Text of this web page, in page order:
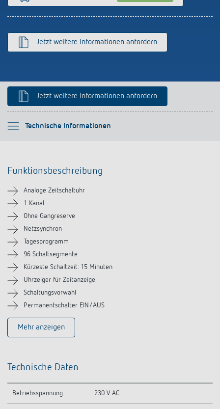
Anfahrt
Jetzt weitere Informationen anfordern
Jetzt weitere Informationen anfordern
Technische Informationen
Bitte auswählen
Technische Informationen
Downloads
Zubehör
Ähnliche Produkte
Funktionsbeschreibung
Analoge Zeitschaltuhr
1 Kanal
Ohne Gangreserve
Netzsynchron
Tagesprogramm
96 Schaltsegmente
Kürzeste Schaltzeit: 15 Minuten
Uhrzeiger für Zeitanzeige
Schaltungsvorwahl
Permanentschalter EIN/AUS
Mehr anzeigen
Technische Daten
Betriebsspannung 230 V AC